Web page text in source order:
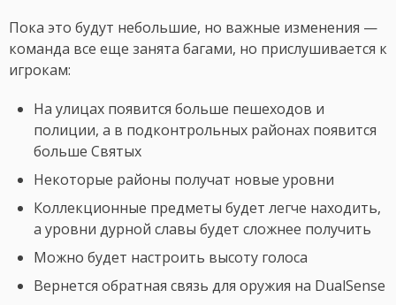
Пока это будут небольшие, но важные изменения —
команда все еще занята багами, но прислушивается к
игрокам:
На улицах появится больше пешеходов и
полиции, а в подконтрольных районах появится
больше Святых
Некоторые районы получат новые уровни
Коллекционные предметы будет легче находить,
а уровни дурной славы будет сложнее получить
Можно будет настроить высоту голоса
Вернется обратная связь для оружия на DualSense